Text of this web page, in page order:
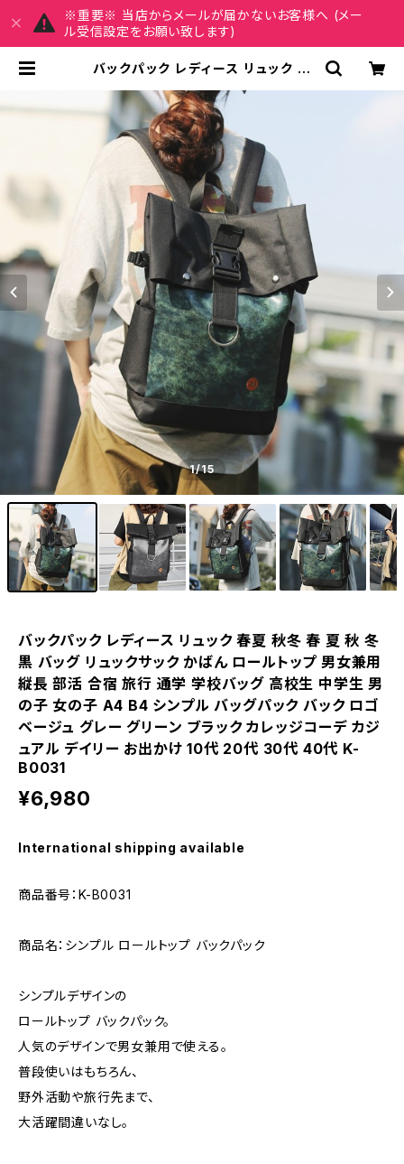
※重要※ 当店からメールが届かないお客様へ (メー
ル受信設定をお願い致します)
バックパック レディース リュック 春
クサック かばん ロールトップ 男女兼
用 縦長 部活 合宿 旅行 通学 学校バ
ッグ 高校生 中学生 男の子 女の子 A
4 B4 シンプル バッグパック バック
ロゴ ベージュ グレー グリーン ブラッ
ク カレッジコーデ カジュアル デイリ
ー お出かけ 10代 20代 30代 40代
K-B0031 | MY CHARM マイチャ
ーム ワンピース スカート レディース
ファッション 通販
1/15
バックパック レディース リュック 春夏 秋冬 春 夏 秋 冬
黒 バッグ リュックサック かばん ロールトップ 男女兼用
縦長 部活 合宿 旅行 通学 学校バッグ 高校生 中学生 男
の子 女の子 A4 B4 シンプル バッグパック バック ロゴ
ベージュ グレー グリーン ブラック カレッジコーデ カジ
ュアル デイリー お出かけ 10代 20代 30代 40代 K-
B0031
¥6,980
International shipping available
商品番号：K-B0031
商品名：シンプル ロールトップ バックパック
シンプルデザインの
ロールトップ バックパック。
人気のデザインで男女兼用で使える。
普段使いはもちろん、
野外活動や旅行先まで、
大活躍間違いなし。